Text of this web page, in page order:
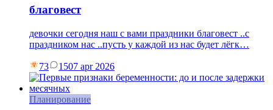
благовест
девочки сегодня наш с вами праздники благовест ..с
праздником нас ..пусть у каждой из нас будет лёгк…
73 1507 apr 2026
Планирование